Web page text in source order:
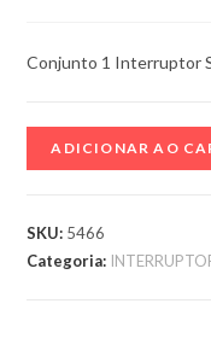
Conjunto 1 Interruptor
ADICIONAR AO
SKU: 5466
Categoria: